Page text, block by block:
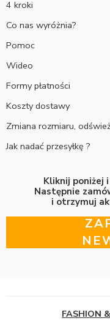
4 kroki
Co nas wyróżnia?
Pomoc
Wideo
Formy płatności
Koszty dostawy
Zmiana rozmiaru,
Jak nadać przesyłkę ?
Kliknij poniżej
Następnie
i otrzymuj
FASHION